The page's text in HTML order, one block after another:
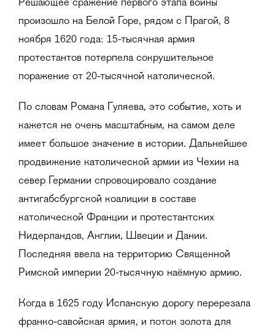
Решающее сражение первого этапа войны
произошло на Белой Горе, рядом с Прагой, 8
ноября 1620 года: 15-тысячная армия
протестантов потерпела сокрушительное
поражение от 20-тысячной католической.
По словам Романа Гуляева, это событие, хоть и
кажется не очень масштабным, на самом деле
имеет большое значение в истории. Дальнейшее
продвижение католической армии из Чехии на
север Германии спровоцировало создание
антигабсбургской коалиции в составе
католической Франции и протестантских
Нидерландов, Англии, Швеции и Дании.
Последняя ввела на территорию Священной
Римской империи 20-тысячную наёмную армию.
Когда в 1625 году Испанскую дорогу перерезала
франко-савойская армия, и поток золота для